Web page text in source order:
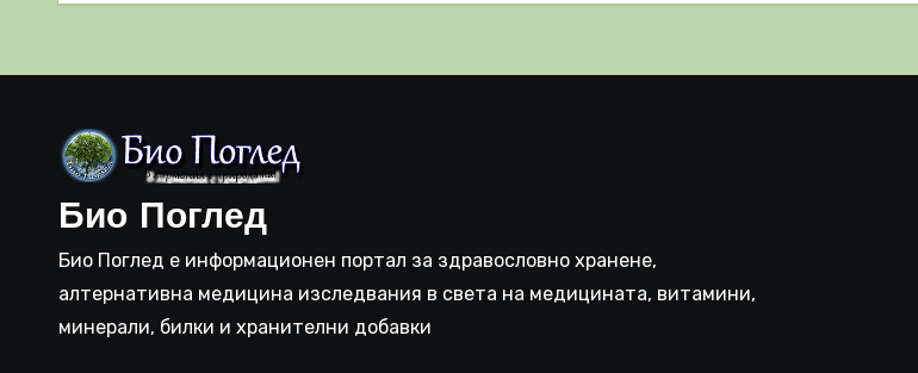
Био Поглед
Био Поглед е информационен портал за здравословно хранене,
алтернативна медицина изследвания в света на медицината, витамини,
минерали, билки и хранителни добавки